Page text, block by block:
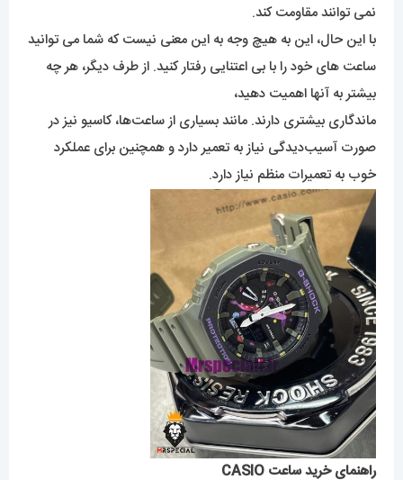
نمی توانند مقاومت کند.
با این حال، این به هیچ وجه به این معنی نیست که شما می توانید
ساعت های خود را با بی اعتنایی رفتار کنید. از طرف دیگر، هر چه
بیشتر به آنها اهمیت دهید،
ماندگاری بیشتری دارند. مانند بسیاری از ساعت‌ها، کاسیو نیز در
صورت آسیب‌دیدگی نیاز به تعمیر دارد و همچنین برای عملکرد
خوب به تعمیرات منظم نیاز دارد.
راهنمای خرید ساعت CASIO